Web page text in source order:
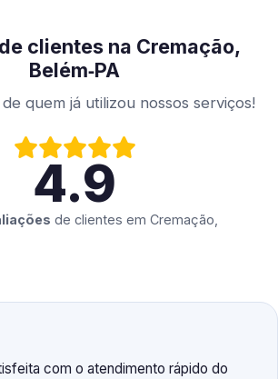
clientes na Cremação,
Belém‑PA
quem já utilizou nossos serviços!
4.9
de clientes em Cremação,
com o atendimento rápido do